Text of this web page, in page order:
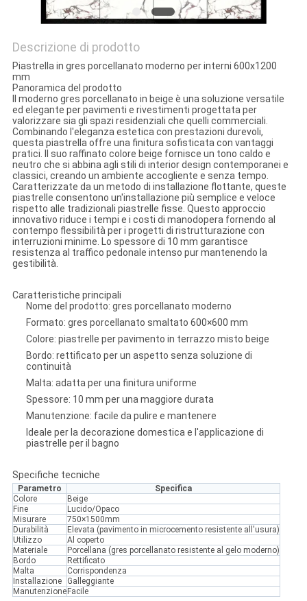
Descrizione di prodotto
Piastrella in gres porcellanato moderno per interni 600x1200
mm
Panoramica del prodotto
Il moderno gres porcellanato in beige è una soluzione versatile
ed elegante per pavimenti e rivestimenti progettata per
valorizzare sia gli spazi residenziali che quelli commerciali.
Combinando l'eleganza estetica con prestazioni durevoli,
questa piastrella offre una finitura sofisticata con vantaggi
pratici. Il suo raffinato colore beige fornisce un tono caldo e
neutro che si abbina agli stili di interior design contemporanei e
classici, creando un ambiente accogliente e senza tempo.
Caratterizzate da un metodo di installazione flottante, queste
piastrelle consentono un'installazione più semplice e veloce
rispetto alle tradizionali piastrelle fisse. Questo approccio
innovativo riduce i tempi e i costi di manodopera fornendo al
contempo flessibilità per i progetti di ristrutturazione con
interruzioni minime. Lo spessore di 10 mm garantisce
resistenza al traffico pedonale intenso pur mantenendo la
gestibilità.
Caratteristiche principali
Nome del prodotto: gres porcellanato moderno
Formato: gres porcellanato smaltato 600×600 mm
Colore: piastrelle per pavimento in terrazzo misto beige
Bordo: rettificato per un aspetto senza soluzione di
continuità
Malta: adatta per una finitura uniforme
Spessore: 10 mm per una maggiore durata
Manutenzione: facile da pulire e mantenere
Ideale per la decorazione domestica e l'applicazione di
piastrelle per il bagno
Specifiche tecniche
Parametro
Specifica
Colore
Beige
Fine
Lucido/Opaco
Misurare
750×1500mm
Durabilità
Elevata (pavimento in microcemento resistente all'usura)
Utilizzo
Al coperto
Materiale
Porcellana (gres porcellanato resistente al gelo moderno)
Bordo
Rettificato
Malta
Corrispondenza
Installazione
Galleggiante
Manutenzione Facile